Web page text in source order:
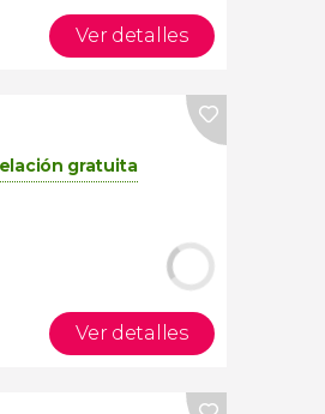
Ver detalles
gratuita
Ver detalles